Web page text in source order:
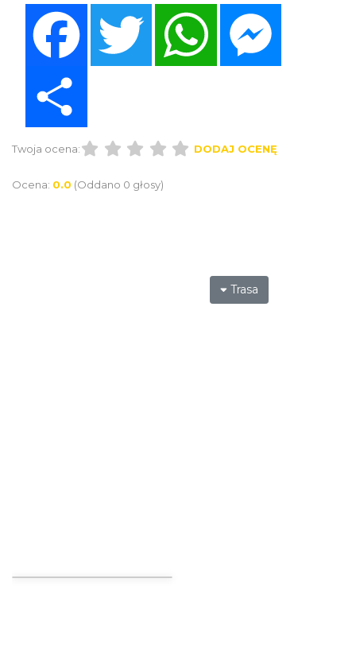
Twitter WhatsApp
Twoja ocena: DODAJ OCENĘ
Ocena: 0.0 (Oddano 0 głosy)
Trasa